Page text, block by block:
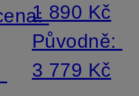
1 890 Kč
Původně:
3 779 Kč